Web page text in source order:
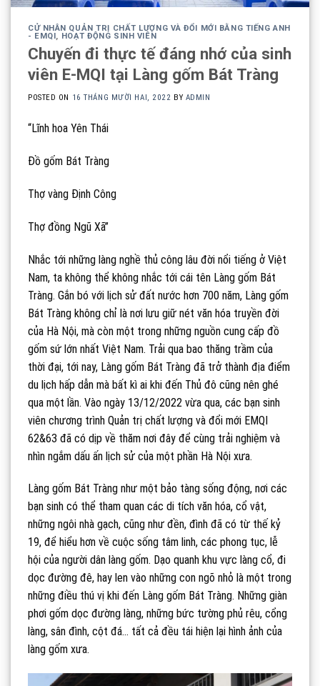
CỬ NHÂN QUẢN TRỊ CHẤT LƯỢNG VÀ ĐỔI MỚI BẰNG TIẾNG ANH
- EMQI, HOẠT ĐỘNG SINH VIÊN
Chuyến đi thực tế đáng nhớ của sinh
viên E-MQI tại Làng gốm Bát Tràng
POSTED ON 16 THÁNG MƯỜI HAI, 2022 BY ADMIN
“Lĩnh hoa Yên Thái
Đồ gốm Bát Tràng
Thợ vàng Định Công
Thợ đồng Ngũ Xã”
Nhắc tới những làng nghề thủ công lâu đời nổi tiếng ở Việt
Nam, ta không thể không nhắc tới cái tên Làng gốm Bát
Tràng. Gắn bó với lịch sử đất nước hơn 700 năm, Làng gốm
Bát Tràng không chỉ là nơi lưu giữ nét văn hóa truyền đời
của Hà Nội, mà còn một trong những nguồn cung cấp đồ
gốm sứ lớn nhất Việt Nam. Trải qua bao thăng trầm của
thời đại, tới nay, Làng gốm Bát Tràng đã trở thành địa điểm
du lịch hấp dẫn mà bất kì ai khi đến Thủ đô cũng nên ghé
qua một lần. Vào ngày 13/12/2022 vừa qua, các bạn sinh
viên chương trình Quản trị chất lượng và đổi mới EMQI
62&63 đã có dịp về thăm nơi đây để cùng trải nghiệm và
nhìn ngắm dấu ấn lịch sử của một phần Hà Nội xưa.
Làng gốm Bát Tràng như một bảo tàng sống động, nơi các
bạn sinh có thể tham quan các di tích văn hóa, cổ vật,
những ngôi nhà gạch, cũng như đền, đình đã có từ thế kỷ
19, để hiểu hơn về cuộc sống tâm linh, các phong tục, lễ
hội của người dân làng gốm. Dạo quanh khu vực làng cổ, đi
dọc đường đê, hay len vào những con ngõ nhỏ là một trong
những điều thú vị khi đến Làng gốm Bát Tràng. Những giàn
phơi gốm dọc đường làng, những bức tường phủ rêu, cổng
làng, sân đình, cột đá… tất cả đều tái hiện lại hình ảnh của
làng gốm xưa.